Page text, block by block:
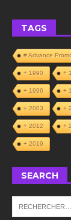
TAGS
# Advance
+ 1990 +
+ 1996 +
+ 2003 +
+ 2012 +
+ 2019
SEARCH